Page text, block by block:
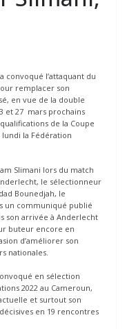
convoqué l’attaquant du
remplacer son
en vue de la double
et 27 mars prochains
de la Coupe
lundi la Fédération
Slimani lors du match
le sélectionneur
Bounedjah, le
un communiqué publié
son arrivée à Anderlecht
buteur encore en
d’améliorer son
nationales.
en sélection
2022 au Cameroun,
et surtout son
en 19 rencontres